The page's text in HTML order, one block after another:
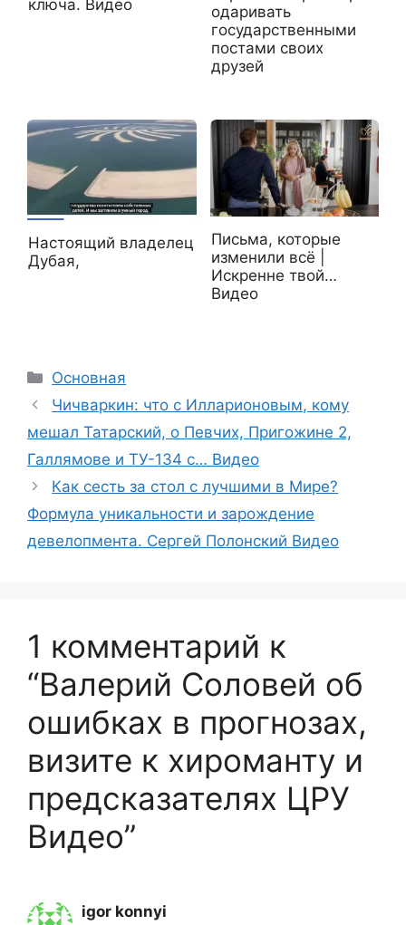
ключа. Видео
одаривать
государственными
постами своих
друзей
Настоящий владелец
Дубая,
Письма, которые
изменили всё |
Искренне твой…
Видео
Рубрики
Основная
Чичваркин: что с Илларионовым, кому
мешал Татарский, о Певчих, Пригожине 2,
Галлямове и ТУ-134 с… Видео
Как сесть за стол с лучшими в Мире?
Формула уникальности и зарождение
девелопмента. Сергей Полонский Видео
1 комментарий к
“Валерий Соловей об
ошибках в прогнозах,
визите к хироманту и
предсказателях ЦРУ
Видео”
igor konnyi